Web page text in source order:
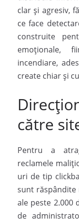
clar și agresiv,
ce face
construite
emoționale,
incendiare,
create chiar și
către
Pentru a
reclamele
uri de tip
sunt răspândite
ale peste 2.000
de